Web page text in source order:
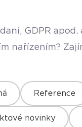
GDPR
nařízením?
Reference
novinky